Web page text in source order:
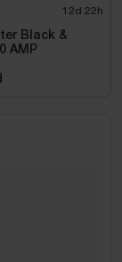
12d 22h
Black &
AMP